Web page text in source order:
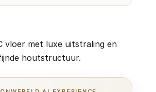
vloer met luxe uitstraling en
houtstructuur.